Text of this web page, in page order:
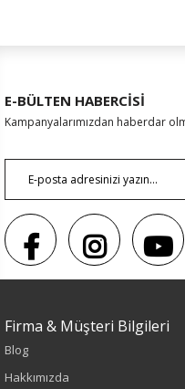
Sezon : YAZLIK
E-BÜLTEN HABERCİSİ
Kampanyalarımızdan haberdar
Firma & Müşteri Bilgileri
Blog
Hakkımızda